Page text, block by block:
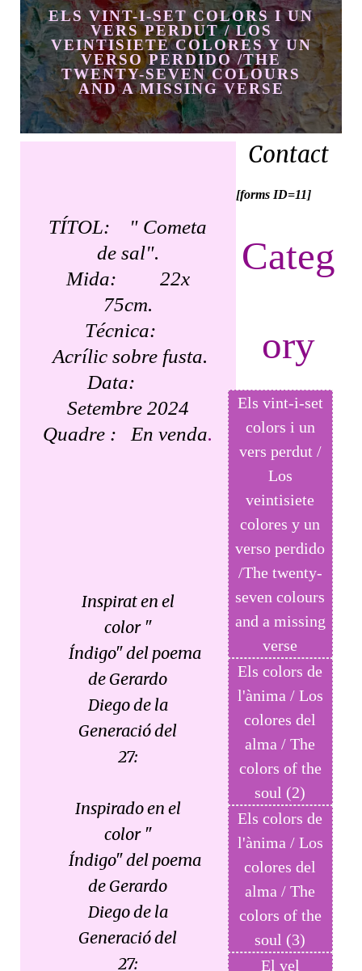
ELS VINT-I-SET COLORS I UN
VERS PERDUT / LOS
VEINTISIETE COLORES Y UN
VERSO PERDIDO /THE
TWENTY-SEVEN COLOURS
AND A MISSING VERSE
TÍTOL: " Cometa
de sal".
Mida: 22x
75cm.
Técnica:
Acrílic sobre fusta.
Data:
Setembre 2024
Quadre : En venda.
Inspirat en el
color "
Índigo" del poema
de Gerardo
Diego de la
Generació del
27:
Inspirado en el
color "
Índigo" del poema
de Gerardo
Diego de la
Generació del
27:
Contact
[forms ID=11]
Categ
ory
Els vint-i-set
colors i un
vers perdut /
Los
veintisiete
colores y un
verso perdido
/The twenty-
seven colours
and a missing
verse
Els colors de
l'ànima / Los
colores del
alma / The
colors of the
soul (2)
Els colors de
l'ànima / Los
colores del
alma / The
colors of the
soul (3)
El vel